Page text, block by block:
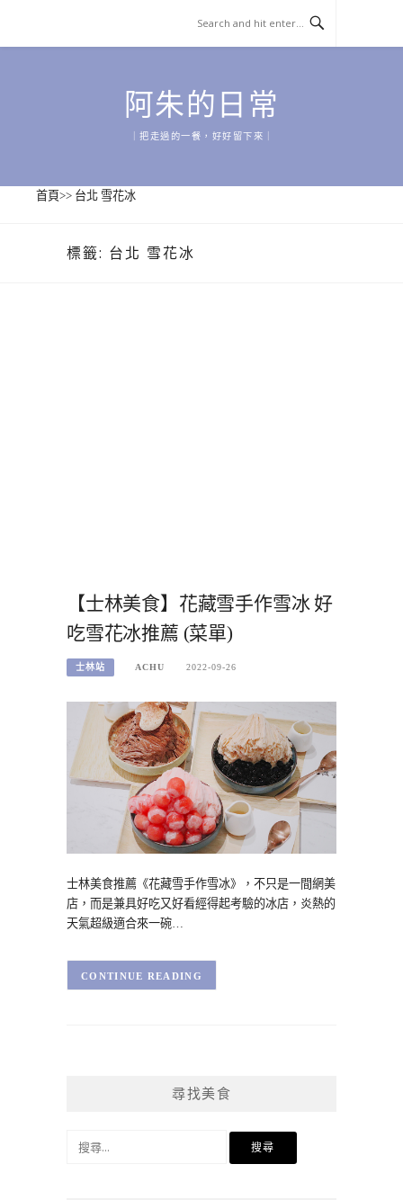
content
阿朱的日常
｜把走過的一餐，好好留下來｜
首頁>> 台北 雪花冰
標籤: 台北 雪花冰
【士林美食】花藏雪手作雪冰 好
吃雪花冰推薦 (菜單)
士林站 ACHU 2022-09-26
士林美食推薦《花藏雪手作雪冰》，不只是一間網美
店，而是兼具好吃又好看經得起考驗的冰店，炎熱的
天氣超級適合來一碗…
CONTINUE READING
尋找美食